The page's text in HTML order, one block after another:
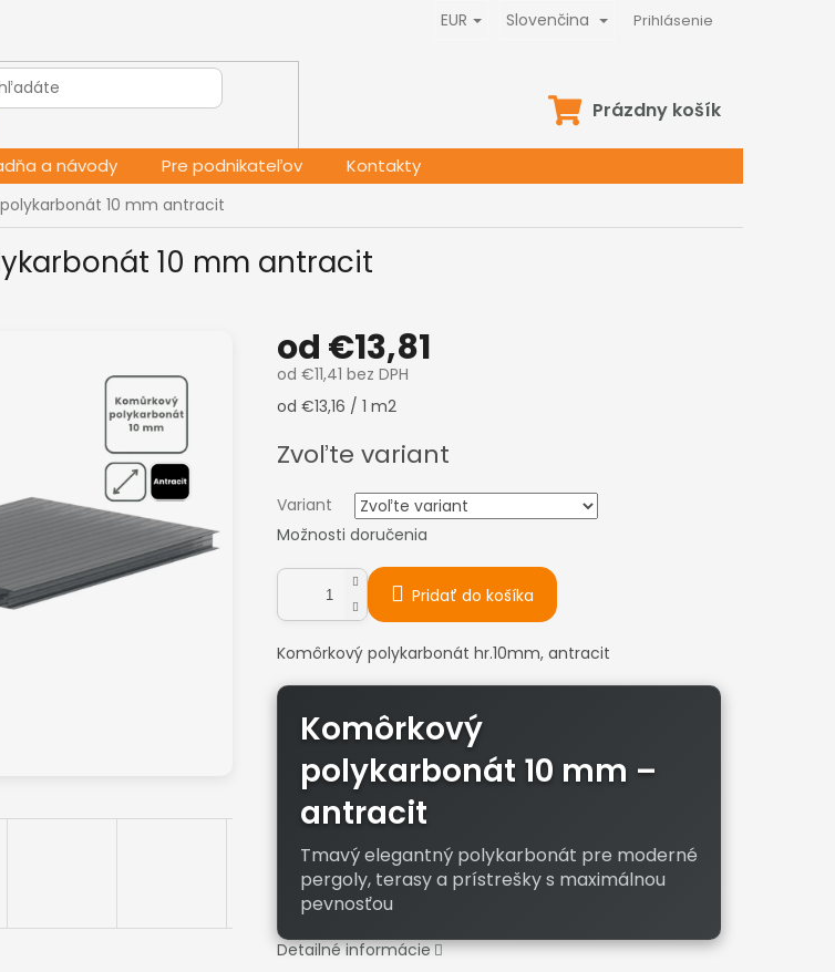
EUR Slovenčina Prihlásenie
NÁKUPNÝ
Prázdny košík
a návody Pre podnikateľov Kontakty
10 mm antracit
10 mm antracit
od €13,81
od €11,41 bez DPH
Jednotková
od €13,16 / 1 m2
Zvoľte variant
Variant
Možnosti doručenia
Pridať do košíka
Komôrkový polykarbonát hr.10mm, antracit
Komôrkový
polykarbonát 10 mm –
antracit
Tmavý elegantný polykarbonát pre moderné
pergoly, terasy a prístrešky s maximálnou
pevnosťou
Detailné informácie